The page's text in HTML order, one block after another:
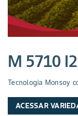
M 5710
Tecnologia Monsoy
ACESSAR